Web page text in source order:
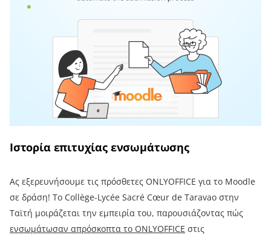
Ιστορία επιτυχίας ενσωμάτωσης
Ας εξερευνήσουμε τις πρόσθετες ONLYOFFICE για το Moodle
σε δράση! Το Collège-Lycée Sacré Cœur de Taravao στην
Ταϊτή μοιράζεται την εμπειρία του, παρουσιάζοντας πώς
ενσωμάτωσαν απρόσκοπτα το ONLYOFFICE στις